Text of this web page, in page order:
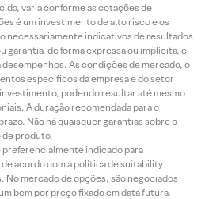
varia conforme as cotações de
é um investimento de alto risco e os
necessariamente indicativos de resultados
garantia, de forma expressa ou implícita, é
As condições de mercado, o
específicos da empresa e do setor
podendo resultar até mesmo
A duração recomendada para o
Não há quaisquer garantias sobre o
produto.
indicado para
acordo com a política de suitability
No mercado de opções, são negociados
bem por preço fixado em data futura,